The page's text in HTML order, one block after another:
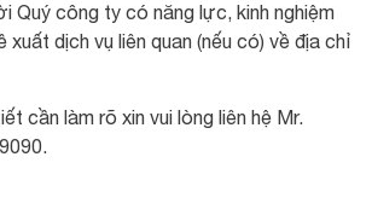
Quý công ty có năng lực, kinh nghiệm
xuất dịch vụ liên quan (nếu có) về địa chỉ
cần làm rõ xin vui lòng liên hệ Mr.